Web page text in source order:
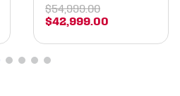
$42,999.00
$54,999.00